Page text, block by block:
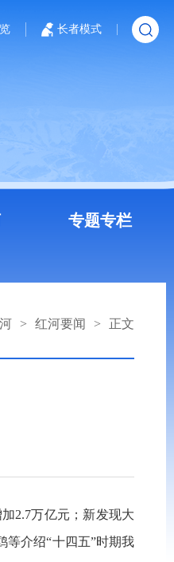
长者模式
专题专栏
> 红河要闻 > 正文
2.7万亿元；新发现大
等介绍“十四五”时期我